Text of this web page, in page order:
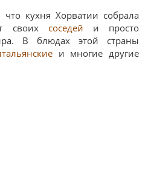
кухня Хорватии собрала
своих соседей и просто
В блюдах этой страны
и многие другие